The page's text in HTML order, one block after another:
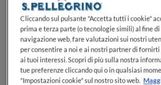
Cliccando sul pulsante "Accetta tutti i cookie"
prima e terza parte (o tecnologie simili) al fine
navigazione web, fare valutazioni sui nostri
per consentire a noi e ai nostri partner di
ai tuoi interessi. Scopri di più sulla nostra
tue preferenze cliccando qui o in qualsiasi
"Impostazioni cookie" sul nostro sito web.